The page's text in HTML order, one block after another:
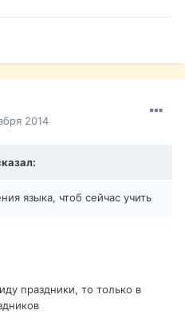
2014
языка, чтоб сейчас учить
праздники, то только в